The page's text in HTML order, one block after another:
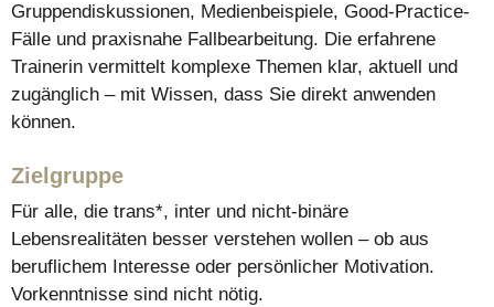
Gruppendiskussionen, Medienbeispiele, Good-Practice-
Fälle und praxisnahe Fallbearbeitung. Die erfahrene
Trainerin vermittelt komplexe Themen klar, aktuell und
zugänglich – mit Wissen, dass Sie direkt anwenden
können.
Zielgruppe
Für alle, die trans*, inter und nicht-binäre
Lebensrealitäten besser verstehen wollen – ob aus
beruflichem Interesse oder persönlicher Motivation.
Vorkenntnisse sind nicht nötig.